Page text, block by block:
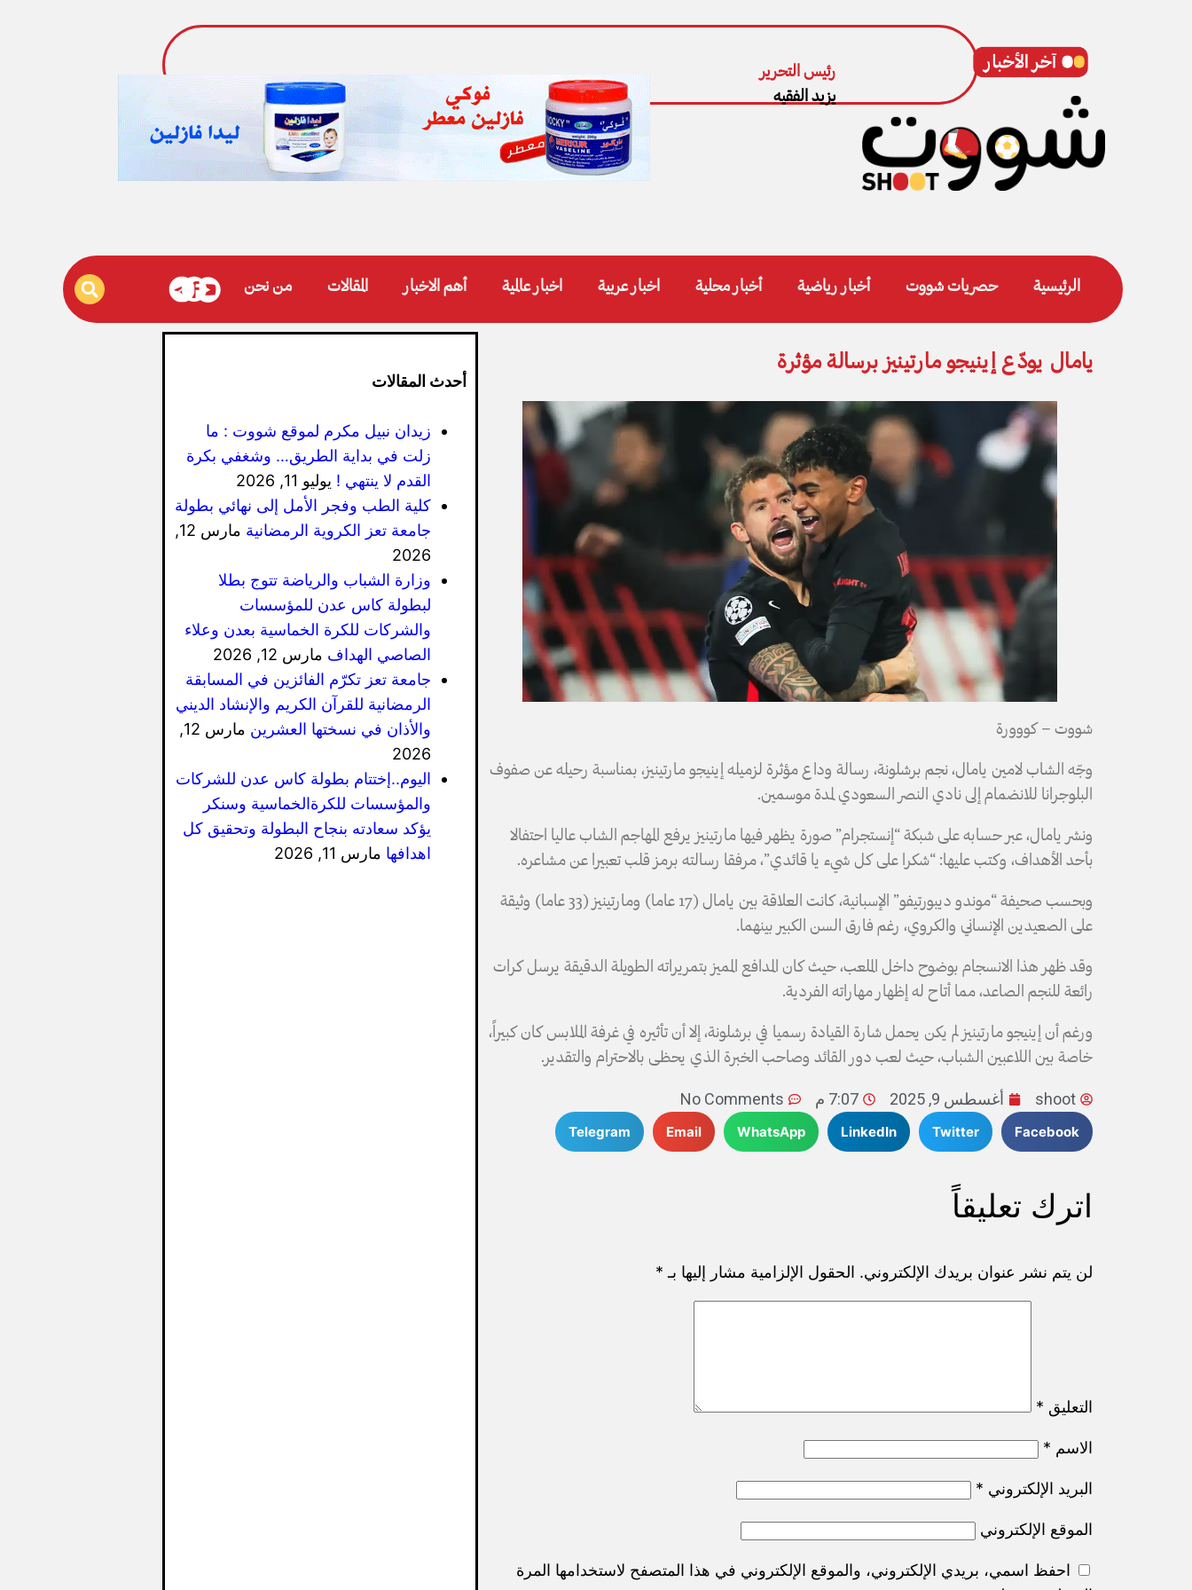
رئيس التحرير
يزيد الفقيه
الرئيسية حصريات شووت أخبار رياضية أخبار محلية اخبار عربية اخبار عالمية أهم الاخبار المقالات من نحن
يامال يودّع إينيجو مارتينيز برسالة مؤثرة
شووت – كووورة
وجّه الشاب لامين يامال، نجم برشلونة، رسالة وداع مؤثرة لزميله إينيجو مارتينيز، بمناسبة رحيله عن صفوف
البلوجرانا للانضمام إلى نادي النصر السعودي لمدة موسمين.
ونشر يامال، عبر حسابه على شبكة “إنستجرام” صورة يظهر فيها مارتينيز يرفع المهاجم الشاب عاليا احتفالا
بأحد الأهداف، وكتب عليها: “شكرا على كل شيء يا قائدي”، مرفقا رسالته برمز قلب تعبيرا عن مشاعره.
وبحسب صحيفة “موندو ديبورتيفو” الإسبانية، كانت العلاقة بين يامال (17 عاما) ومارتينيز (33 عاما) وثيقة
على الصعيدين الإنساني والكروي، رغم فارق السن الكبير بينهما.
وقد ظهر هذا الانسجام بوضوح داخل الملعب، حيث كان المدافع المميز بتمريراته الطويلة الدقيقة يرسل كرات
رائعة للنجم الصاعد، مما أتاح له إظهار مهاراته الفردية.
ورغم أن إينيجو مارتينيز لم يكن يحمل شارة القيادة رسميا في برشلونة، إلا أن تأثيره في غرفة الملابس كان كبيراً،
خاصة بين اللاعبين الشباب، حيث لعب دور القائد وصاحب الخبرة الذي يحظى بالاحترام والتقدير.
shoot أغسطس 9, 2025 7:07 م No Comments
Facebook
Twitter
LinkedIn
WhatsApp
Email
Telegram
اترك تعليقاً
لن يتم نشر عنوان بريدك الإلكتروني. الحقول الإلزامية مشار إليها بـ *
التعليق *
الاسم *
البريد الإلكتروني *
الموقع الإلكتروني
احفظ اسمي، بريدي الإلكتروني، والموقع الإلكتروني في هذا المتصفح لاستخدامها المرة
أحدث المقالات
زيدان نبيل مكرم لموقع شووت : ما
زلت في بداية الطريق… وشغفي بكرة
القدم لا ينتهي ! يوليو 11, 2026
كلية الطب وفجر الأمل إلى نهائي بطولة
جامعة تعز الكروية الرمضانية
مارس 12,
2026
وزارة الشباب والرياضة تتوج بطلا
لبطولة كاس عدن للمؤسسات
والشركات للكرة الخماسية بعدن وعلاء
الصاصي الهداف مارس 12, 2026
جامعة تعز تكرّم الفائزين في المسابقة
الرمضانية للقرآن الكريم والإنشاد الديني
والأذان في نسختها العشرين
مارس 12,
2026
اليوم..إختتام بطولة كاس عدن للشركات
والمؤسسات للكرةالخماسية وسنكر
يؤكد سعادته بنجاح البطولة وتحقيق كل
اهدافها مارس 11, 2026